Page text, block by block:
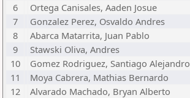
6
Ortega Canisales, Aaden Josue
7
Gonzalez Perez, Osvaldo Andres
8
Abarca Matarrita, Juan Pablo
9
Stawski Oliva, Andres
10
Gomez Rodriguez, Santiago Alejandro
11
Moya Cabrera, Mathias Bernardo
12
Alvarado Machado, Bryan Alberto